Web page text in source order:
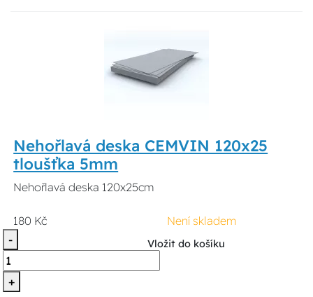
Nehořlavá deska CEMVIN 120x25
tloušťka 5mm
Nehořlavá deska 120x25cm
180 Kč
Není skladem
-
+
Vložit do košíku